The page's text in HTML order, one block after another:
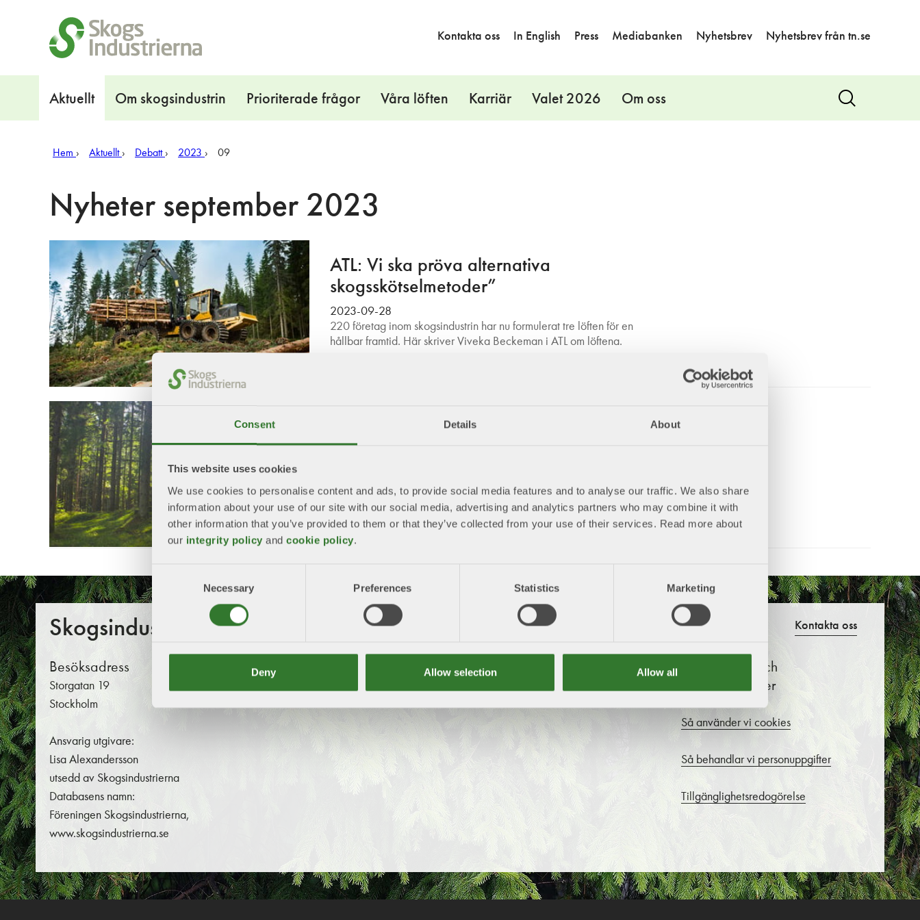
Consent Details About
This website uses cookies
We use cookies to personalise content and ads, to provide social media features and to analyse our traffic. We also share
information about your use of our site with our social media, advertising and analytics partners who may combine it with
other information that you’ve provided to them or that they’ve collected from your use of their services. Read more about
our integrity policy and cookie policy.
Selection
Necessary Preferences Statistics Marketing
Deny Allow selection Allow all
Kontakta oss In English Press Mediabanken Nyhetsbrev Nyhetsbrev från tn.se
Navigation
Aktuellt Om skogsindustrin Prioriterade frågor Våra löften Karriär Valet 2026 Om oss
Visa
sök
Hem Aktuellt Debatt 2023 09
Nyheter september 2023
ATL: Vi ska pröva alternativa
skogsskötselmetoder”
2023-09-28
220 företag inom skogsindustrin har nu formulerat tre löften för en
hållbar framtid. Här skriver Viveka Beckeman i ATL om löftena.
DI Debatt: Tre löften för en mer hållbar
värld
Det här är vår gemensamma utgångspunkt för dialog och
samarbeten för en hållbar utveckling, skriver Viveka Beckeman,
vd Skogsindustrierna.
Skogsindustrierna
Besöksadress
Storgatan 19
Stockholm
Ansvarig utgivare:
Lisa Alexandersson
utsedd av Skogsindustrierna
Databasens namn:
Föreningen Skogsindustrierna,
www.skogsindustrierna.se
Postadress Telefon
Om cookies och
personuppgifter
Så använder vi cookies
Så behandlar vi personuppgifter
Tillgänglighetsredogörelse
Kontakta oss